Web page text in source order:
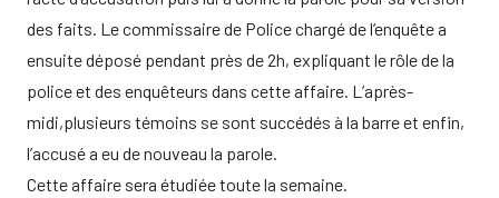
des faits. Le commissaire de Police chargé de l’enquête a
ensuite déposé pendant près de 2h, expliquant le rôle de la
police et des enquêteurs dans cette affaire. L’après-
midi,plusieurs témoins se sont succédés à la barre et enfin,
l’accusé a eu de nouveau la parole.
Cette affaire sera étudiée toute la semaine.